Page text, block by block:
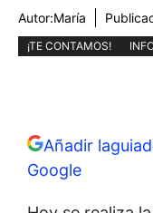
Autor:María
¡TE CONTAMOS!
Añadir
Google